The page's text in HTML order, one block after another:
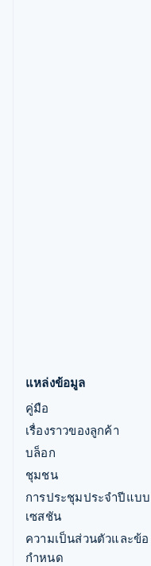
แหล่งข้อมูล
คู่มือ
เรื่องราวของลูกค้า
บล็อก
ชุมชน
การประชุมประจำปีแบบ
เซสชัน
ความเป็นส่วนตัวและข้อ
กำหนด